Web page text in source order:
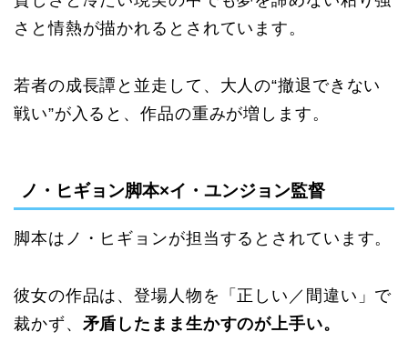
さと情熱が描かれるとされています。
若者の成長譚と並走して、大人の“撤退できない
戦い”が入ると、作品の重みが増します。
ノ・ヒギョン脚本×イ・ユンジョン監督
脚本はノ・ヒギョンが担当するとされています。
彼女の作品は、登場人物を「正しい／間違い」で
裁かず、 矛盾したまま生かすのが上手い。